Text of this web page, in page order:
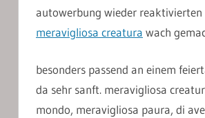
autowerbung wieder reaktivierten
meravigliosa creatura wach
besonders passend an einem
da sehr sanft. meravigliosa
mondo, meravigliosa paura, di